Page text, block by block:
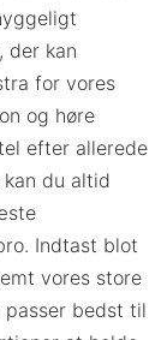
der kan
for vores
og høre
efter allerede
du altid
Indtast blot
vores store
bedst til